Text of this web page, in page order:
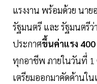
แรงงาน พร้อมด้วย นา
รัฐมนตรี และ รัฐมนตรีว่
ประกาศขึ้นค่าแรง
ทุกอาชีพ ภายในวันที่ 1
เตรียมออกมาคัดค้านใน